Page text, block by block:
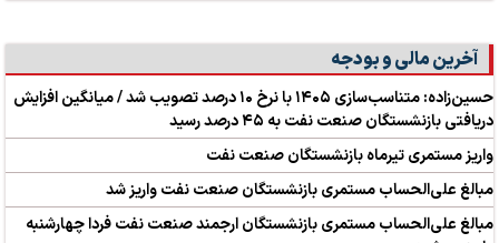
آخرین مالی و بودجه
حسین‌زاده: متناسب‌سازی ۱۴۰۵ با نرخ ۱۰ درصد تصویب شد / میانگین افزایش
دریافتی بازنشستگان صنعت نفت به ۴۵ درصد رسید
واریز مستمری تیرماه بازنشستگان صنعت نفت
مبالغ علی‌الحساب مستمری بازنشستگان صنعت نفت واریز شد
مبالغ علی‌الحساب مستمری بازنشستگان ارجمند صنعت نفت فردا چهارشنبه